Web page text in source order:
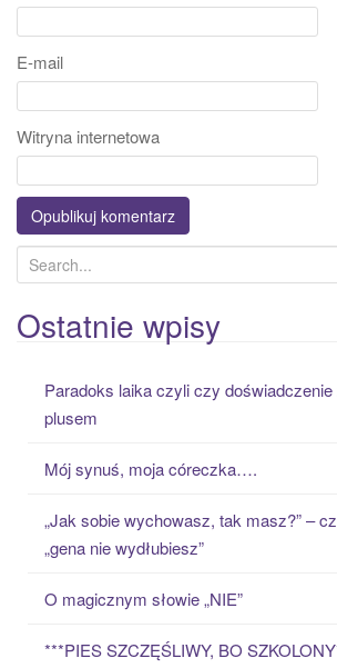
E-mail
Witryna internetowa
e
a
r
Ostatnie wpisy
Paradoks laika czyli czy
plusem
Mój synuś, moja córeczka….
„Jak sobie wychowasz, tak masz?” –
„gena nie wydłubiesz”
O magicznym słowie „NIE”
***PIES SZCZĘŚLIWY, BO